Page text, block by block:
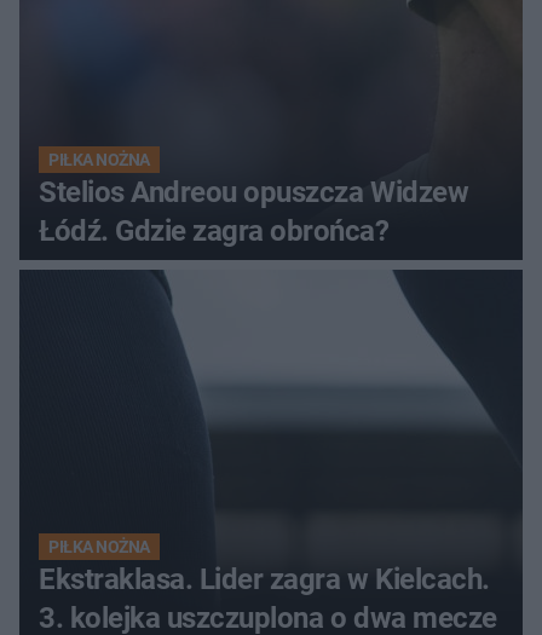
PIŁKA NOŻNA
Stelios Andreou opuszcza Widzew
Łódź. Gdzie zagra obrońca?
PIŁKA NOŻNA
Ekstraklasa. Lider zagra w Kielcach.
3. kolejka uszczuplona o dwa mecze